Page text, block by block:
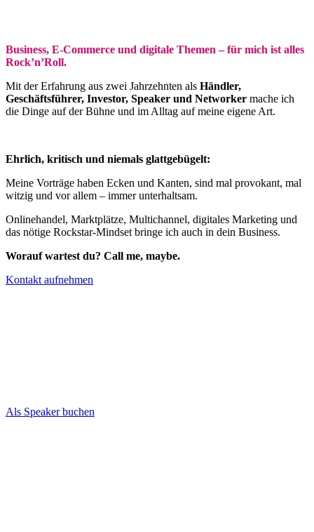
Business, E-Commerce und digitale Themen – für mich ist alles
Rock’n’Roll.
Mit der Erfahrung aus zwei Jahrzehnten als Händler,
Geschäftsführer, Investor, Speaker und Networker mache ich
die Dinge auf der Bühne und im Alltag auf meine eigene Art.
Ehrlich, kritisch und niemals glattgebügelt:
Meine Vorträge haben Ecken und Kanten, sind mal provokant, mal
witzig und vor allem – immer unterhaltsam.
Onlinehandel, Marktplätze, Multichannel, digitales Marketing und
das nötige Rockstar-Mindset bringe ich auch in dein Business.
Worauf wartest du? Call me, maybe.
Kontakt aufnehmen
Als Speaker buchen